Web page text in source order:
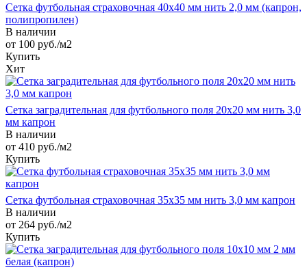
Сетка футбольная страховочная 40х40 мм нить 2,0 мм (капрон,
полипропилен)
В наличии
от 100 руб./м2
Купить
Хит
Сетка заградительная для футбольного поля 20х20 мм нить 3,0
мм капрон
В наличии
от 410 руб./м2
Купить
Сетка футбольная страховочная 35х35 мм нить 3,0 мм капрон
В наличии
от 264 руб./м2
Купить